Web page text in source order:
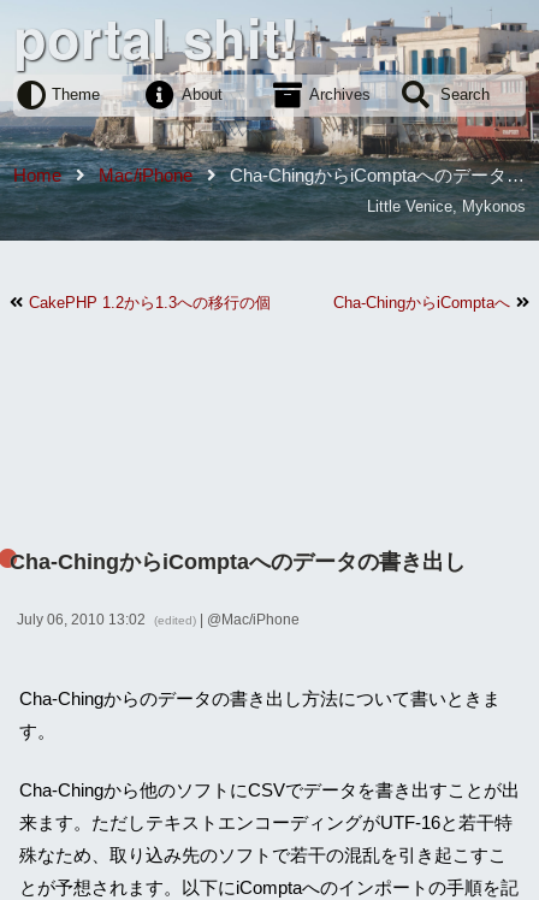
portal shit!
Theme About Archives Search
Home Mac/iPhone
Cha-ChingからiComptaへのデータの
書き出し
Little Venice, Mykonos
CakePHP 1.2から1.3への移行の個人的メモ Cha-ChingからiComptaへ
Cha-ChingからiComptaへのデータの書き出し
July 06, 2010 13:02 (edited) | @ Mac/iPhone
Cha-Chingからのデータの書き出し方法について書いときま
す。
Cha-Chingから他のソフトにCSVでデータを書き出すことが出
来ます。ただしテキストエンコーディングがUTF-16と若干特
殊なため、取り込み先のソフトで若干の混乱を引き起こすこ
とが予想されます。以下にiComptaへのインポートの手順を記